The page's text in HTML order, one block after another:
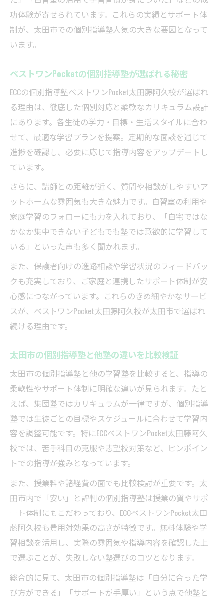
功体験が寄せられています。これらの実績とサポート体
制が、太田市での個別指導塾人気の大きな要因となって
います。
ベストワンPocketの個別指導塾が選ばれる秘密
ECCの個別指導塾ベストワンPocket太田藤阿久校が選ばれ
る理由は、徹底した個別対応と柔軟なカリキュラム設計
にあります。各生徒の学力・目標・生活スタイルに合わ
せて、最適な学習プランを提案。定期的な面談を通じて
進捗を確認し、必要に応じて指導内容をアップデートし
ています。
さらに、講師との距離が近く、質問や相談がしやすいア
ットホームな雰囲気も大きな魅力です。自習室の利用や
家庭学習のフォローにも力を入れており、「自宅ではな
かなか集中できない子どもでも塾では意欲的に学習して
いる」といった声も多く聞かれます。
また、保護者向けの進路相談や学習状況のフィードバッ
クも充実しており、ご家庭と連携したサポート体制が安
心感につながっています。これらのきめ細やかなサービ
スが、ベストワンPocket太田藤阿久校が太田市で選ばれ
続ける理由です。
太田市の個別指導塾と他塾の違いを比較検証
太田市の個別指導塾と他の学習塾を比較すると、指導の
柔軟性やサポート体制に明確な違いが見られます。たと
えば、集団塾ではカリキュラムが一律ですが、個別指導
塾では生徒ごとの目標やスケジュールに合わせて学習内
容を調整可能です。特にECCベストワンPocket太田藤阿久
校では、苦手科目の克服や志望校対策など、ピンポイン
トでの指導が強みとなっています。
また、授業料や諸経費の面でも比較検討が重要です。太
田市内で「安い」と評判の個別指導塾は授業の質やサポ
ート体制にもこだわっており、ECCベストワンPocket太田
藤阿久校も費用対効果の高さが特徴です。無料体験や学
習相談を活用し、実際の雰囲気や指導内容を確認した上
で選ぶことが、失敗しない塾選びのコツとなります。
総合的に見て、太田市の個別指導塾は「自分に合った学
び方ができる」「サポートが手厚い」という点で他塾と